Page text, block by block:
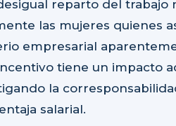
reparto del trabajo
las mujeres quienes
empresarial
tiene un impacto
la
salarial.